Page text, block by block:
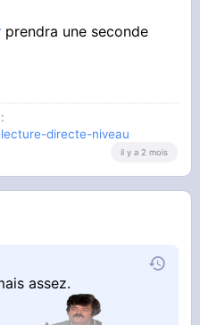
prendra une seconde
directe-niveau
il y a 2 mois
assez.